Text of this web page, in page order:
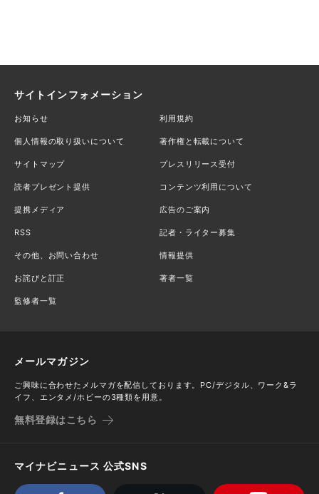
サイトインフォメーション
お知らせ 利用規約
個人情報の取り扱いについて 著作権と転載について
サイトマップ プレスリリース受付
読者プレゼント提供 コンテンツ利用について
提携メディア 広告のご案内
RSS 記者・ライター募集
その他、お問い合わせ 情報提供
お詫びと訂正 著者一覧
監修者一覧
メールマガジン
ご興味に合わせたメルマガを配信しております。PC/デジタル、ワーク&ラ
イフ、エンタメ/ホビーの3種類を用意。
無料登録はこちら
マイナビニュース 公式SNS